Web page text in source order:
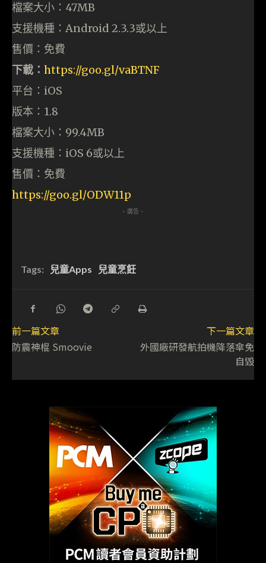
檔案大小：47MB
支援機種：Android 2.3.3或以上
售價：免費
下載： https://goo.gl/vaBTNF
平台：iOS
版本：1.8
檔案大小：99.4MB
支援機種：iOS 6或以上
售價：免費
https://goo.gl/ODW11p
- 廣告 -
Tags: 兒童Apps 兒童烹飪
前一篇文章
防震神棍 Smoovie
下一篇文章
外國廠研發航拍機降落傘免
自毀